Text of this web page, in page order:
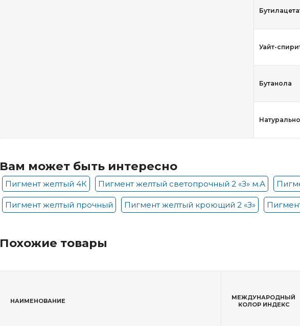
Уайт-
Бутанола
Вам может быть интересно
Пигмент желтый 4К Пигмент желтый светопрочный 2 «З» м.А
Пигмент желтый прочный Пигмент желтый кроющий 2 «З»
Похожие товары
НАИМЕНОВАНИЕ
МЕЖДУНАРОДНЫЙ
КОЛОР ИНДЕКС